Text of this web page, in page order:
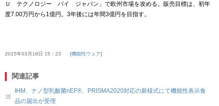
Ｕ テクノロジー バイ ジャパン」で欧州市場を攻める。販売目標は、初年
度7.00万円から 1億円。 3年後には年間3億円を目指す。
2015年03月18日 15：23 機能性ウェア
関連記事
IHM、ナノ型乳酸菌nEF®、PRISMA2020対応の新様式にて機能性表示食
品の届出が受理